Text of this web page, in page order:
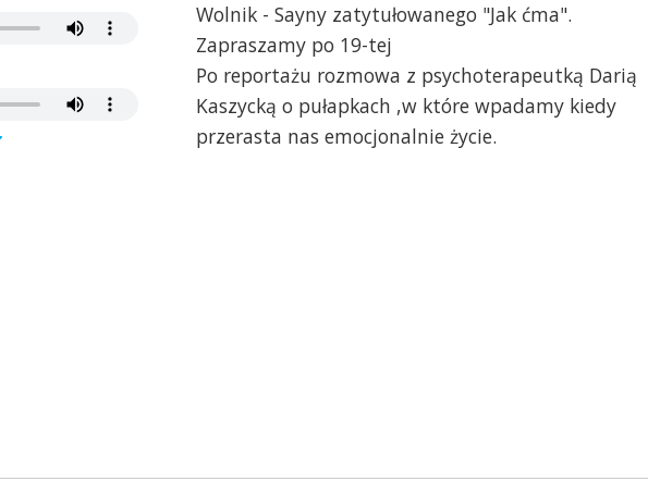
Wolnik - Sayny zatytułowanego "Jak ćma".
Zapraszamy po 19-tej
Po reportażu rozmowa z psychoterapeutką Darią
Kaszycką o pułapkach ,w które wpadamy kiedy
przerasta nas emocjonalnie życie.